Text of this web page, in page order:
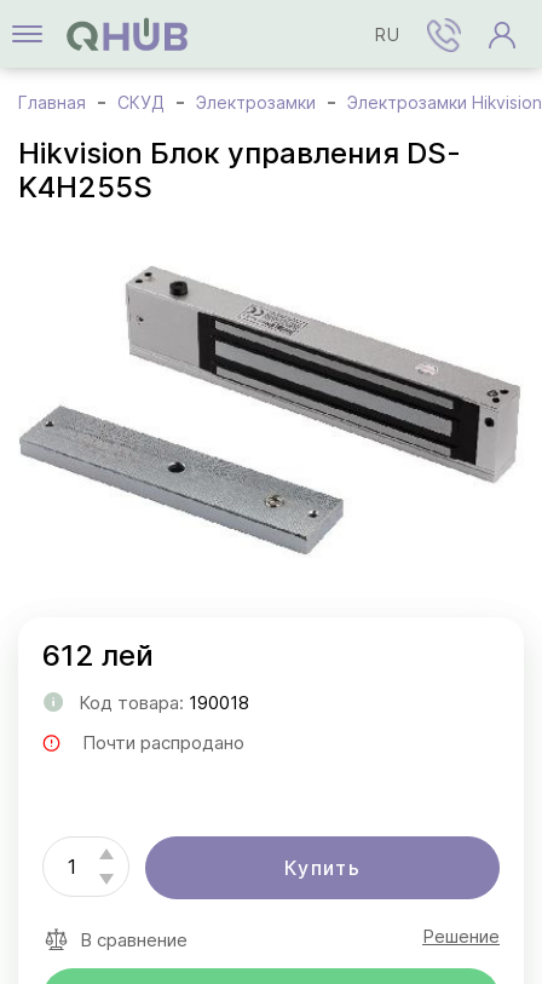
RU
Главная СКУД Электрозамки Электрозамки Hikvision
Hikvision Блок управления DS-
K4H255S
612 лей
Код товара: 190018
Почти распродано
Купить
В сравнение Решение